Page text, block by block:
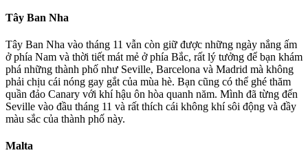
Tây Ban Nha
Tây Ban Nha vào tháng 11 vẫn còn giữ được những ngày nắng ấm
ở phía Nam và thời tiết mát mẻ ở phía Bắc, rất lý tưởng để bạn khám
phá những thành phố như Seville, Barcelona và Madrid mà không
phải chịu cái nóng gay gắt của mùa hè. Bạn cũng có thể ghé thăm
quần đảo Canary với khí hậu ôn hòa quanh năm. Mình đã từng đến
Seville vào đầu tháng 11 và rất thích cái không khí sôi động và đầy
màu sắc của thành phố này.
Malta